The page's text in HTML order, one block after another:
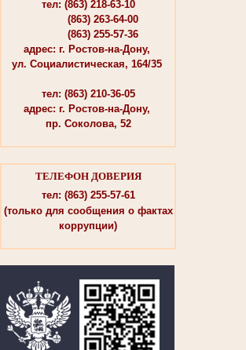
тел: (863) 218-63-10
(863) 263-64-00
(863) 255-57-36
адрес: г. Ростов-на-Дону,
ул. Социалистическая, 164/35
тел: (863) 210-36-05
адрес: г. Ростов-на-Дону,
пр. Соколова, 52
ТЕЛЕФОН ДОВЕРИЯ
тел: (863) 255-57-61
(только для сообщения о фактах
коррупции)